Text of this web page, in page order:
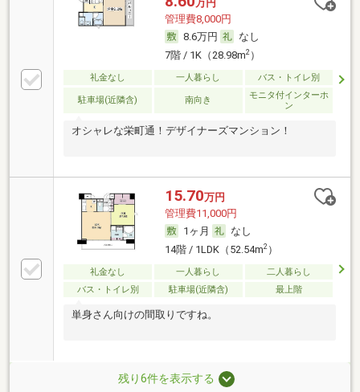
万円
管理費8,000円
8.6万円
なし
7階 / 1K（28.98m2）
礼金なし 一人暮らし バス・トイレ別
駐車場(近隣含) 南向き
モニタ付インターホ
ン
オシャレな栄町通！デザイナーズマンション！
15.70万円
管理費11,000円
1ヶ月
なし
14階 / 1LDK（52.54m2）
礼金なし 一人暮らし
二人暮らし
バス・トイレ別
駐車場(近隣含) 最上階
単身さん向けの間取りですね。
残り6件を表示する